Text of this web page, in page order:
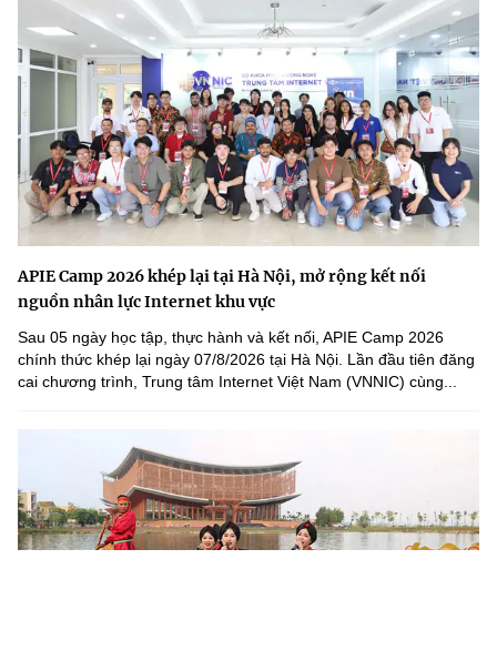
APIE Camp 2026 khép lại tại Hà Nội, mở rộng kết nối
nguồn nhân lực Internet khu vực
Sau 05 ngày học tập, thực hành và kết nối, APIE Camp 2026
chính thức khép lại ngày 07/8/2026 tại Hà Nội. Lần đầu tiên đăng
cai chương trình, Trung tâm Internet Việt Nam (VNNIC) cùng...